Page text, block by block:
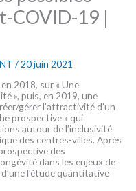
COVID-19 |
/ 20 juin 2021
2018, sur « Une
», puis, en 2019, une
gérer l’attractivité d’un
prospective » qui
autour de l’inclusivité
des centres-villes. Après
des
dans les enjeux de
l’étude quantitative